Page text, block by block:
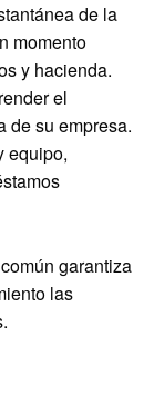
de la
momento
y hacienda.
el
de su empresa.
equipo,
garantiza
las